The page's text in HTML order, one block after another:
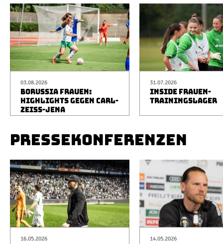
03.08.2026
BORUSSIA FRAUEN:
HIGHLIGHTS GEGEN CARL-
ZEISS-JENA
31.07.2026
INSIDE FRAUEN-
TRAININGSLAGER
PRESSEKONFERENZEN
16.05.2026 14.05.2026